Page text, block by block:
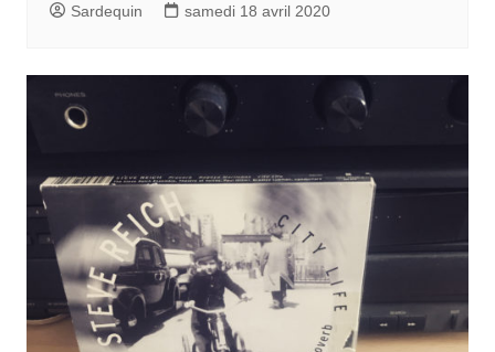
Sardequin samedi 18 avril 2020